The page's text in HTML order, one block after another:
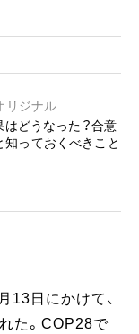
リジナル
どうなった？合意
知っておくべきこと
13日にかけて、
た。COP28で